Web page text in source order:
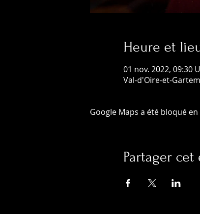
Heure et
01 nov. 2022, 09:30
Val-d'Oire-et-
Google Maps a été bloqué
Partager